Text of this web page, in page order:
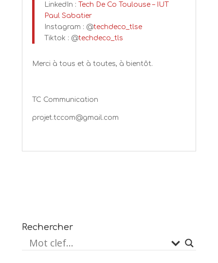
LinkedIn :
Tech De Co Toulouse – IUT
Paul Sabatier
Instagram : @techdeco_tlse
Tiktok : @techdeco_tls
Merci à tous et à toutes, à bientôt.
TC Communication
projet.tccom@gmail.com
Rechercher